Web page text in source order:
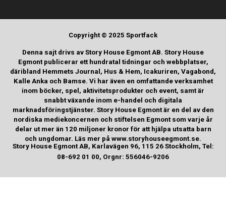
Copyright © 2025 Sportfack
Denna sajt drivs av Story House Egmont AB. Story House
Egmont publicerar ett hundratal tidningar och webbplatser,
däribland Hemmets Journal, Hus & Hem, Icakuriren, Vagabond,
Kalle Anka och Bamse. Vi har även en omfattande verksamhet
inom böcker, spel, aktivitetsprodukter och event, samt är
snabbt växande inom e-handel och digitala
marknadsföringstjänster. Story House Egmont är en del av den
nordiska mediekoncernen och stiftelsen Egmont som varje år
delar ut mer än 120 miljoner kronor för att hjälpa utsatta barn
och ungdomar. Läs mer på www.storyhouseegmont.se.
Story House Egmont AB, Karlavägen 96, 115 26 Stockholm, Tel:
08-692 01 00, Orgnr: 556046-9206